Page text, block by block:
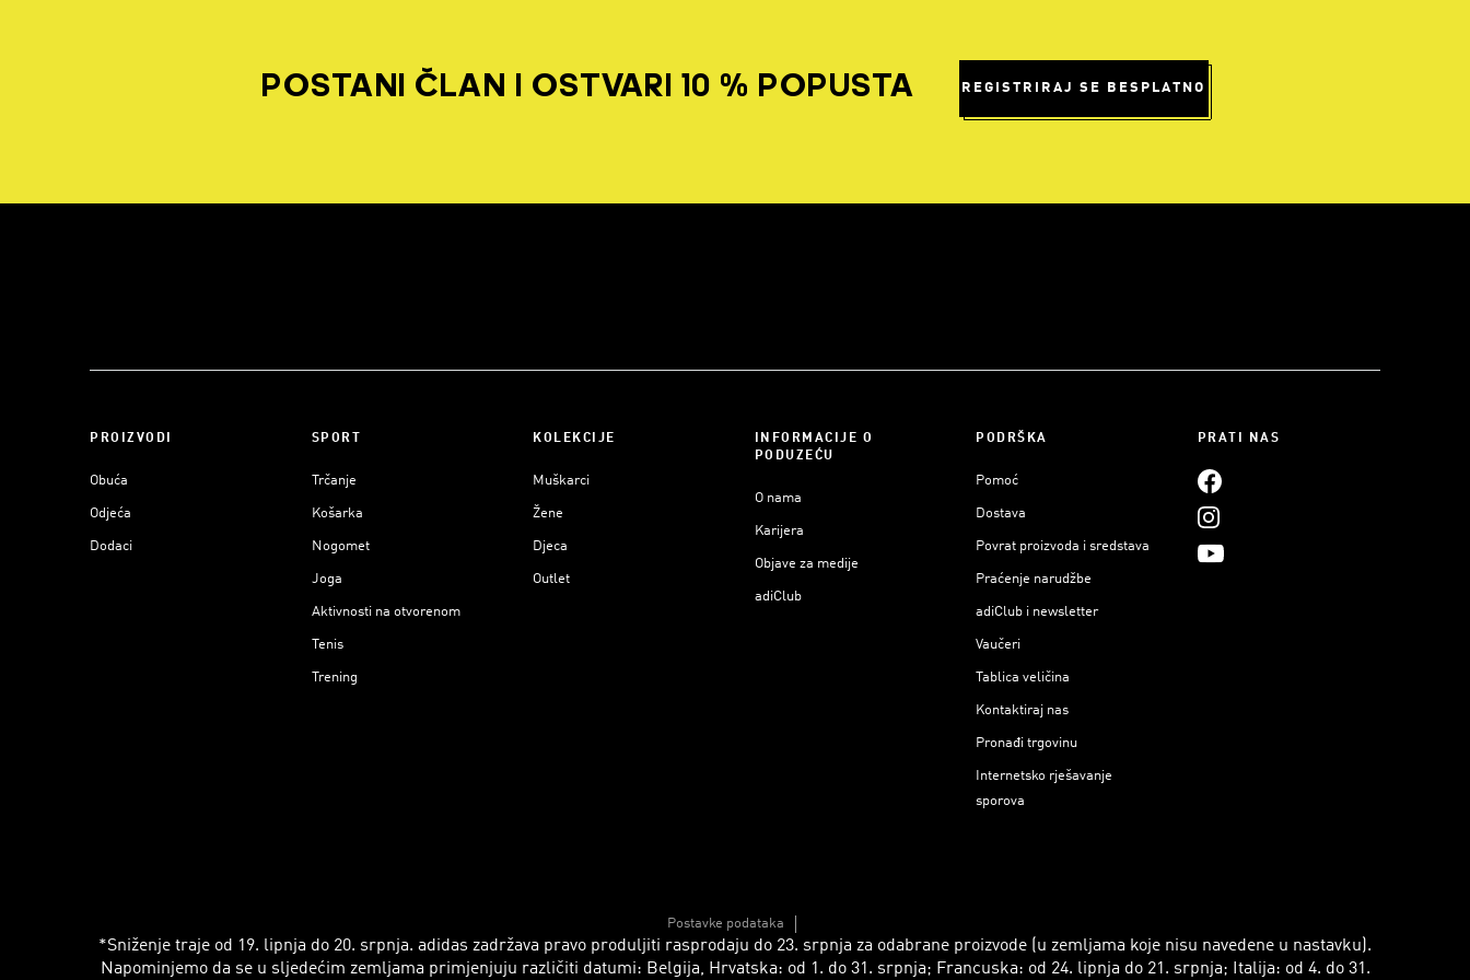
POSTANI ČLAN I OSTVARI 10 % POPUSTA REGISTRIRAJ SE BESPLATNO
PROIZVODI
Obuća
Odjeća
Dodaci
SPORT
Trčanje
Košarka
Nogomet
Joga
Aktivnosti na otvorenom
Tenis
Trening
KOLEKCIJE
Muškarci
Žene
Djeca
Outlet
INFORMACIJE O
PODUZEĆU
O nama
Karijera
Objave za medije
adiClub
PODRŠKA
Pomoć
Dostava
Povrat proizvoda i sredstava
Praćenje narudžbe
adiClub i newsletter
Vaučeri
Tablica veličina
Kontaktiraj nas
Pronađi trgovinu
Internetsko rješavanje
sporova
PRATI NAS
Postavke podataka
*Sniženje traje od 19. lipnja do 20. srpnja. adidas zadržava pravo produljiti rasprodaju do 23. srpnja za odabrane proizvode (u zemljama koje nisu navedene u nastavku).
Napominjemo da se u sljedećim zemljama primjenjuju različiti datumi: Belgija, Hrvatska: od 1. do 31. srpnja; Francuska: od 24. lipnja do 21. srpnja; Italija: od 4. do 31.